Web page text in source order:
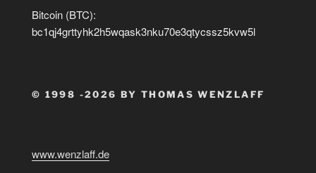
Bitcoin (BTC):
bc1qj4grttyhk2h5wqask3nku70e3qtycssz5kvw5l
© 1998 -2026 BY THOMAS WENZLAFF
www.wenzlaff.de